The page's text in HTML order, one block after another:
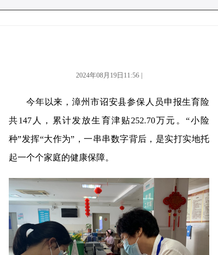
2024年08月19日11:56 |
今年以来，漳州市诏安县参保人员申报生育险
共147人，累计发放生育津贴252.70万元。“小险
种”发挥“大作为”，一串串数字背后，是实打实地托
起一个个家庭的健康保障。